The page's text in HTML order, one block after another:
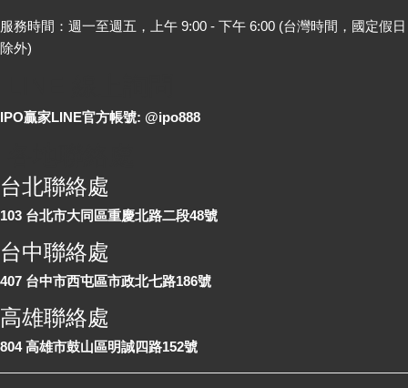
服務時間：週一至週五，上午 9:00 - 下午 6:00 (台灣時間，國定假日
除外)
IPO贏家LINE官方帳號: @ipo888
台北聯絡處
103 台北市大同區重慶北路二段48號
台中聯絡處
407 台中市西屯區市政北七路186號
高雄聯絡處
804 高雄市鼓山區明誠四路152號